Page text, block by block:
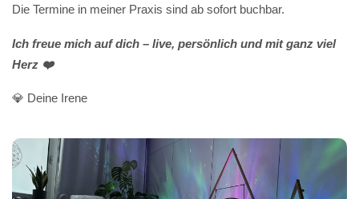
Die Termine in meiner Praxis sind ab sofort buchbar.
Ich freue mich auf dich – live, persönlich und mit ganz viel
Herz ❤️
💎 Deine Irene